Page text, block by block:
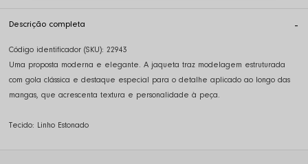
Descrição completa
Código identificador (SKU): 22943
Uma proposta moderna e elegante. A jaqueta traz modelagem estruturada
com gola clássica e destaque especial para o detalhe aplicado ao longo das
mangas, que acrescenta textura e personalidade à peça.
Tecido: Linho Estonado